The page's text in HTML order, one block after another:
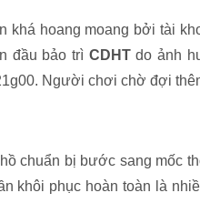
khá hoang moang bởi tài
đầu bảo trì CDHTdo ảnh
Người chơi chờ đợi
chuẩn bị bước sang mốc
khôi phục hoàn toàn là